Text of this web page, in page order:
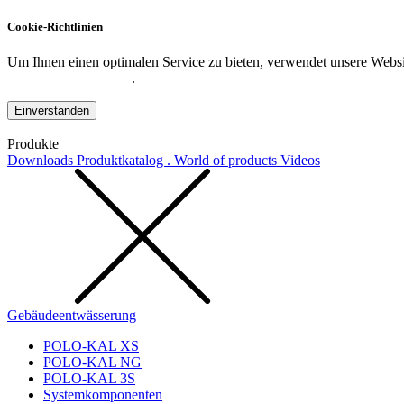
Cookie-Richtlinien
Um Ihnen einen optimalen Service zu bieten, verwendet unsere
.
Einverstanden
Produkte
Downloads Produktkatalog . World of products Videos
Gebäudeentwässerung
POLO-KAL XS
POLO-KAL NG
POLO-KAL 3S
Systemkomponenten